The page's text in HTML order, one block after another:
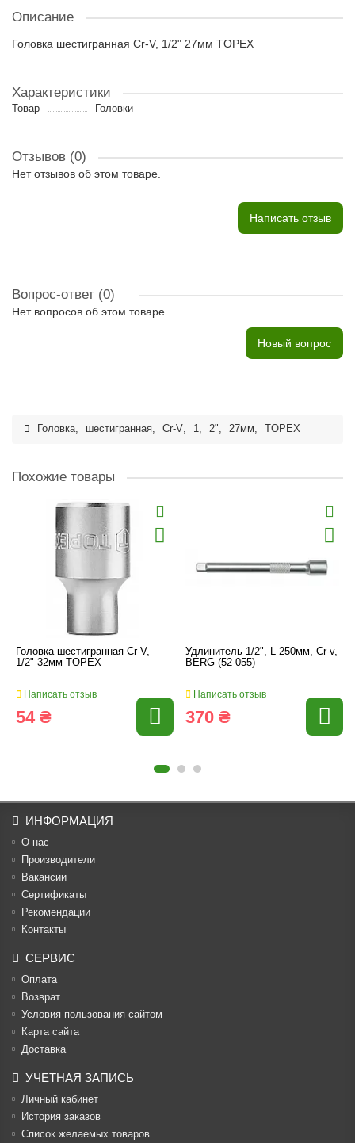
Описание
Головка шестигранная Cr-V, 1/2" 27мм TOPEX
Характеристики
Товар Головки
Отзывов (0)
Нет отзывов об этом товаре.
Написать отзыв
Вопрос-ответ (0)
Нет вопросов об этом товаре.
Новый вопрос
Головка, шестигранная, Cr-V, 1, 2", 27мм, TOPEX
Похожие товары
Головка шестигранная Cr-V,
1/2" 32мм TOPEX
Написать отзыв
54 ₴
Удлинитель 1/2", L 250мм, Cr-v,
BERG (52-055)
Написать отзыв
370 ₴
ИНФОРМАЦИЯ
О нас
Производители
Вакансии
Cертификаты
Рекомендации
Контакты
СЕРВИС
Оплата
Возврат
Условия пользования сайтом
Карта сайта
Доставка
УЧЕТНАЯ ЗАПИСЬ
Личный кабинет
История заказов
Список желаемых товаров